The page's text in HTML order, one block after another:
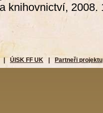
a knihovnictví, 2008.
ÚISK FF UK Partneři projektu